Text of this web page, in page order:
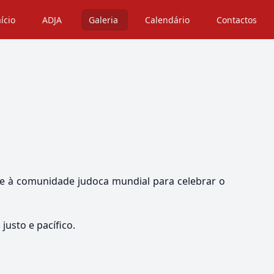
ADJA Galeria Calendário Contactos
à comunidade judoca mundial para celebrar o
e pacífico.